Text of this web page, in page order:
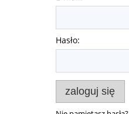
Hasło:
zaloguj się